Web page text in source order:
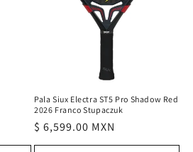
Pala Siux Electra ST5 Pro Shadow Red
2026 Franco Stupaczuk
Precio
habitual
$ 6,599.00 MXN